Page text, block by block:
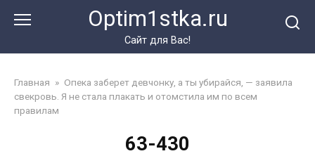
Optim1stka.ru
Сайт для Вас!
Главная » Опека заберет девчонку, а ты убирайся, — заявила
свекровь. Я не стала плакать и отомстила им по всем
правилам
63-430